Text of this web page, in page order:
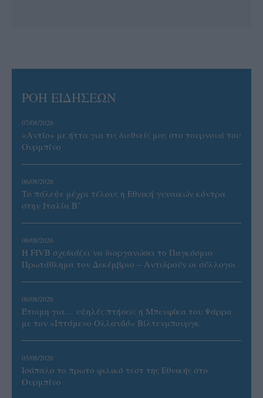
ΡΟΗ ΕΙΔΗΣΕΩΝ
07/08/2026
«Αντίο» με ήττα για τις διεθνείς μας στο τουρνουά του
Ουρμπίνο
06/08/2026
Το πάλεψε μέχρι τέλους η Εθνική γυναικών κόντρα
στην Ιταλία Β’
06/08/2026
Η FIVB σχεδιάζει να διοργανώσει το Παγκόσμιο
Πρωτάθλημα τον Δεκέμβριο – Αντιδρούν οι σύλλογοι
06/08/2026
Έτοιμη για… υψηλές πτήσεις η Μπενφίκα του Ψάρρα
με τον «Ιπτάμενο Ολλανδό» Βίλτενμπουργκ
05/08/2026
Ισόπαλο το πρωτο φιλικό τεστ της Εθνικής στο
Ουρμπίνο